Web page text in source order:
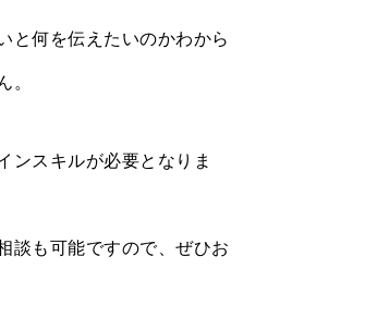
と何を伝えたいのかわから
。
ンスキルが必要となりま
談も可能ですので、ぜひお